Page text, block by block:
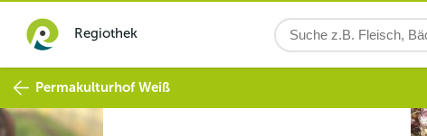
Regiothek
Permakulturhof Weiß